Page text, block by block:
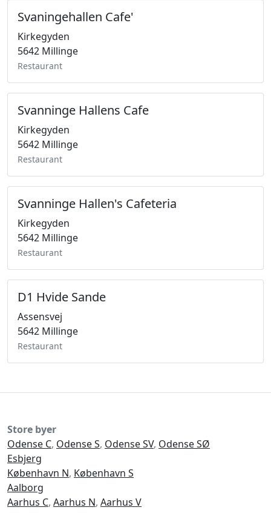
Svaningehallen Cafe'
Kirkegyden
5642 Millinge
Restaurant
Svanninge Hallens Cafe
Kirkegyden
5642 Millinge
Restaurant
Svanninge Hallen's Cafeteria
Kirkegyden
5642 Millinge
Restaurant
D1 Hvide Sande
Assensvej
5642 Millinge
Restaurant
Store byer
Odense C, Odense S, Odense SV, Odense SØ
Esbjerg
København N, København S
Aalborg
Aarhus C, Aarhus N, Aarhus V